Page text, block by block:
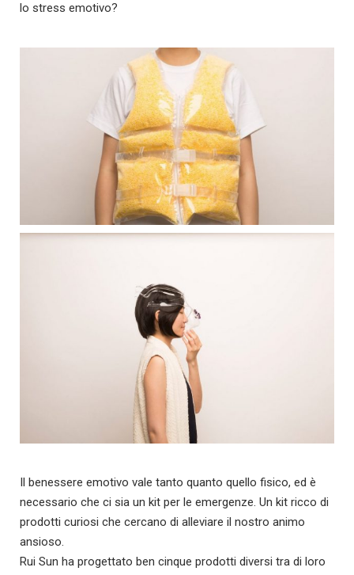
lo stress emotivo?
Il benessere emotivo vale tanto quanto quello fisico, ed è
necessario che ci sia un kit per le emergenze. Un kit ricco di
prodotti curiosi che cercano di alleviare il nostro animo
ansioso.
Rui Sun ha progettato ben cinque prodotti diversi tra di loro